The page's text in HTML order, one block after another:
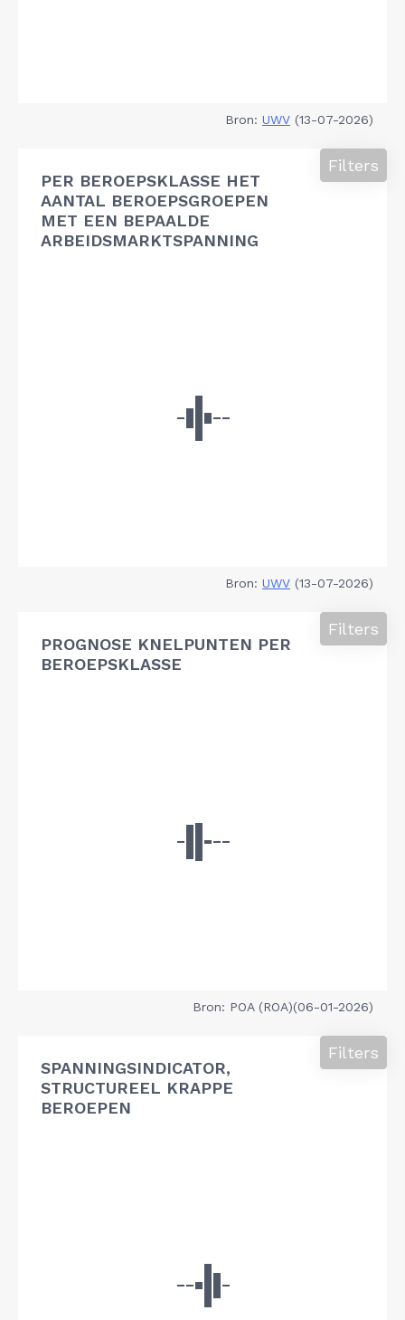
Bron: UWV (13-07-2026)
PER BEROEPSKLASSE HET
AANTAL BEROEPSGROEPEN
MET EEN BEPAALDE
ARBEIDSMARKTSPANNING
Filters
Bron: UWV (13-07-2026)
PROGNOSE KNELPUNTEN PER
BEROEPSKLASSE
Filters
Bron: POA (ROA)(06-01-2026)
SPANNINGSINDICATOR,
STRUCTUREEL KRAPPE
BEROEPEN
Filters